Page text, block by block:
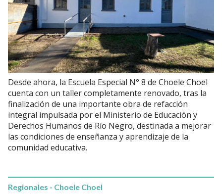
Desde ahora, la Escuela Especial N° 8 de Choele Choel
cuenta con un taller completamente renovado, tras la
finalización de una importante obra de refacción
integral impulsada por el Ministerio de Educación y
Derechos Humanos de Río Negro, destinada a mejorar
las condiciones de enseñanza y aprendizaje de la
comunidad educativa.
Regionales - Choele Choel